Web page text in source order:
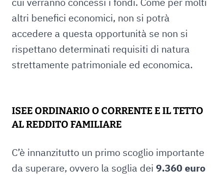
altri benefici economici, non si potrà
accedere a questa opportunità se non si
rispettano determinati requisiti di natura
strettamente patrimoniale ed economica.
ISEE ORDINARIO O CORRENTE E IL TETTO
AL REDDITO FAMILIARE
C’è innanzitutto un primo scoglio importante
da superare, ovvero la soglia dei 9.360 euro